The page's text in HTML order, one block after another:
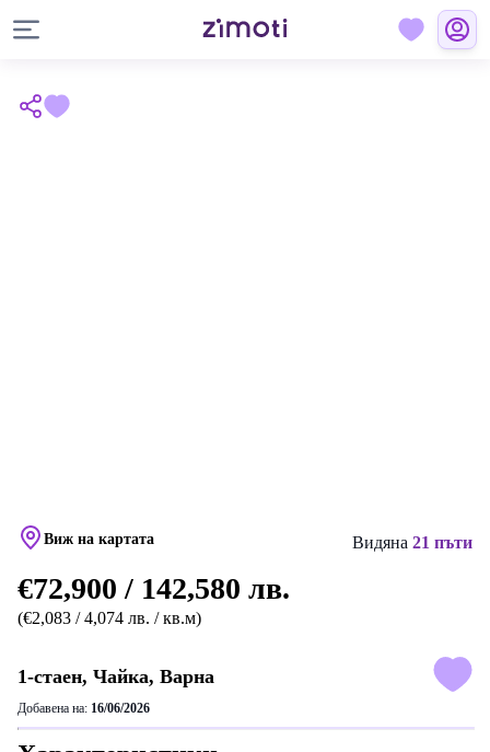
Виж на картата Видяна 21 пъти
€72,900 / 142,580 лв.
(€2,083 / 4,074 лв. / кв.м)
1-стаен, Чайка, Варна
Добавена на: 16/06/2026